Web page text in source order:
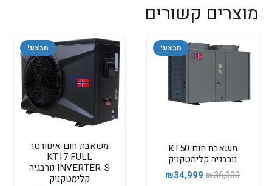
מוצרים קשורים
מבצע!
משאבת חום KT50
נורבגיה קלימטקניק
₪36,000
המחיר ₪34,999
המחיר
מבצע!
משאבת חום אינוורטר
KT17 FULL
INVERTER-S נורבגיה
קלימטקניק